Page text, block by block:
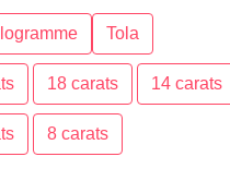
Tola
18 carats 14 carats
8 carats